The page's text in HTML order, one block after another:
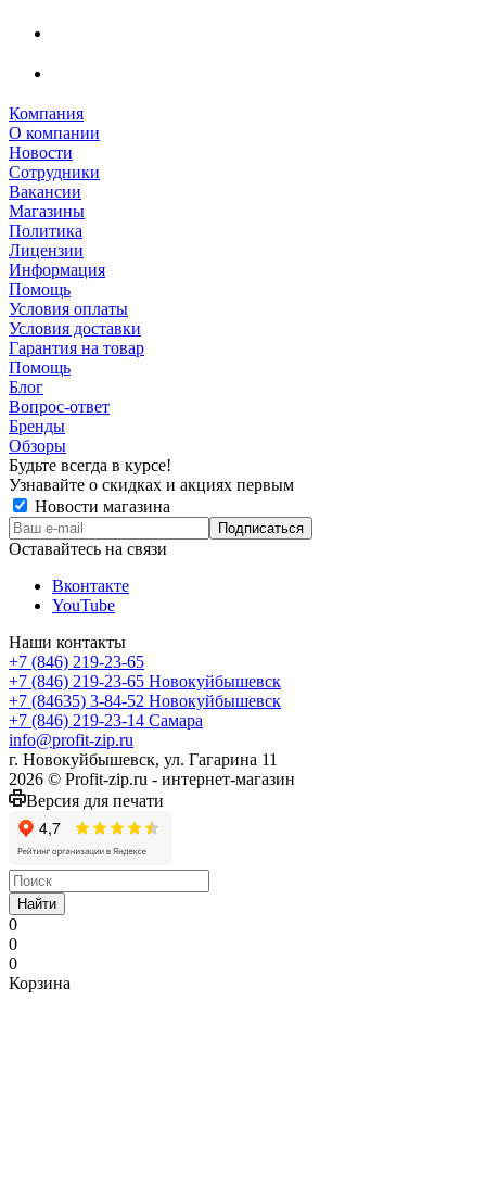
Компания
О компании
Новости
Сотрудники
Вакансии
Магазины
Политика
Лицензии
Информация
Помощь
Условия оплаты
Условия доставки
Гарантия на товар
Помощь
Блог
Вопрос-ответ
Бренды
Обзоры
Будьте всегда в курсе!
Узнавайте о скидках и акциях первым
Новости магазина
Оставайтесь на связи
Вконтакте
YouTube
Наши контакты
+7 (846) 219-23-65
+7 (846) 219-23-65 Новокуйбышевск
+7 (84635) 3-84-52 Новокуйбышевск
+7 (846) 219-23-14 Самара
info@profit-zip.ru
г. Новокуйбышевск, ул. Гагарина 11
2026 © Profit-zip.ru - интернет-магазин
Версия для печати
Найти
0
0
0
Корзина